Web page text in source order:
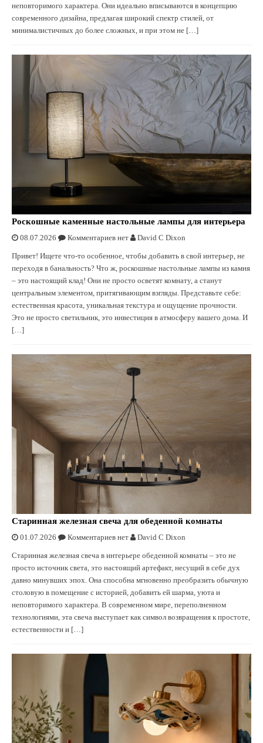
неповторимого характера. Они идеально вписываются в концепцию
современного дизайна, предлагая широкий спектр стилей, от
минималистичных до более сложных, и при этом не […]
Роскошные каменные настольные лампы для интерьера
08.07.2026 Комментариев нет David C Dixon
Привет! Ищете что-то особенное, чтобы добавить в свой интерьер, не
переходя в банальность? Что ж, роскошные настольные лампы из камня
– это настоящий клад! Они не просто осветят комнату, а станут
центральным элементом, притягивающим взгляды. Представьте себе:
естественная красота, уникальная текстура и ощущение прочности.
Это не просто светильник, это инвестиция в атмосферу вашего дома. И
[…]
Старинная железная свеча для обеденной комнаты
01.07.2026 Комментариев нет David C Dixon
Старинная железная свеча в интерьере обеденной комнаты – это не
просто источник света, это настоящий артефакт, несущий в себе дух
давно минувших эпох. Она способна мгновенно преобразить обычную
столовую в помещение с историей, добавить ей шарма, уюта и
неповторимого характера. В современном мире, переполненном
технологиями, эта свеча выступает как символ возвращения к простоте,
естественности и […]